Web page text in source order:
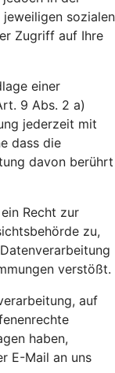
sozialen
Zugriff auf Ihre
einer
9 Abs. 2 a)
jederzeit mit
dass die
davon berührt
Recht zur
zu,
verstößt.
auf
haben,
E-Mail an uns